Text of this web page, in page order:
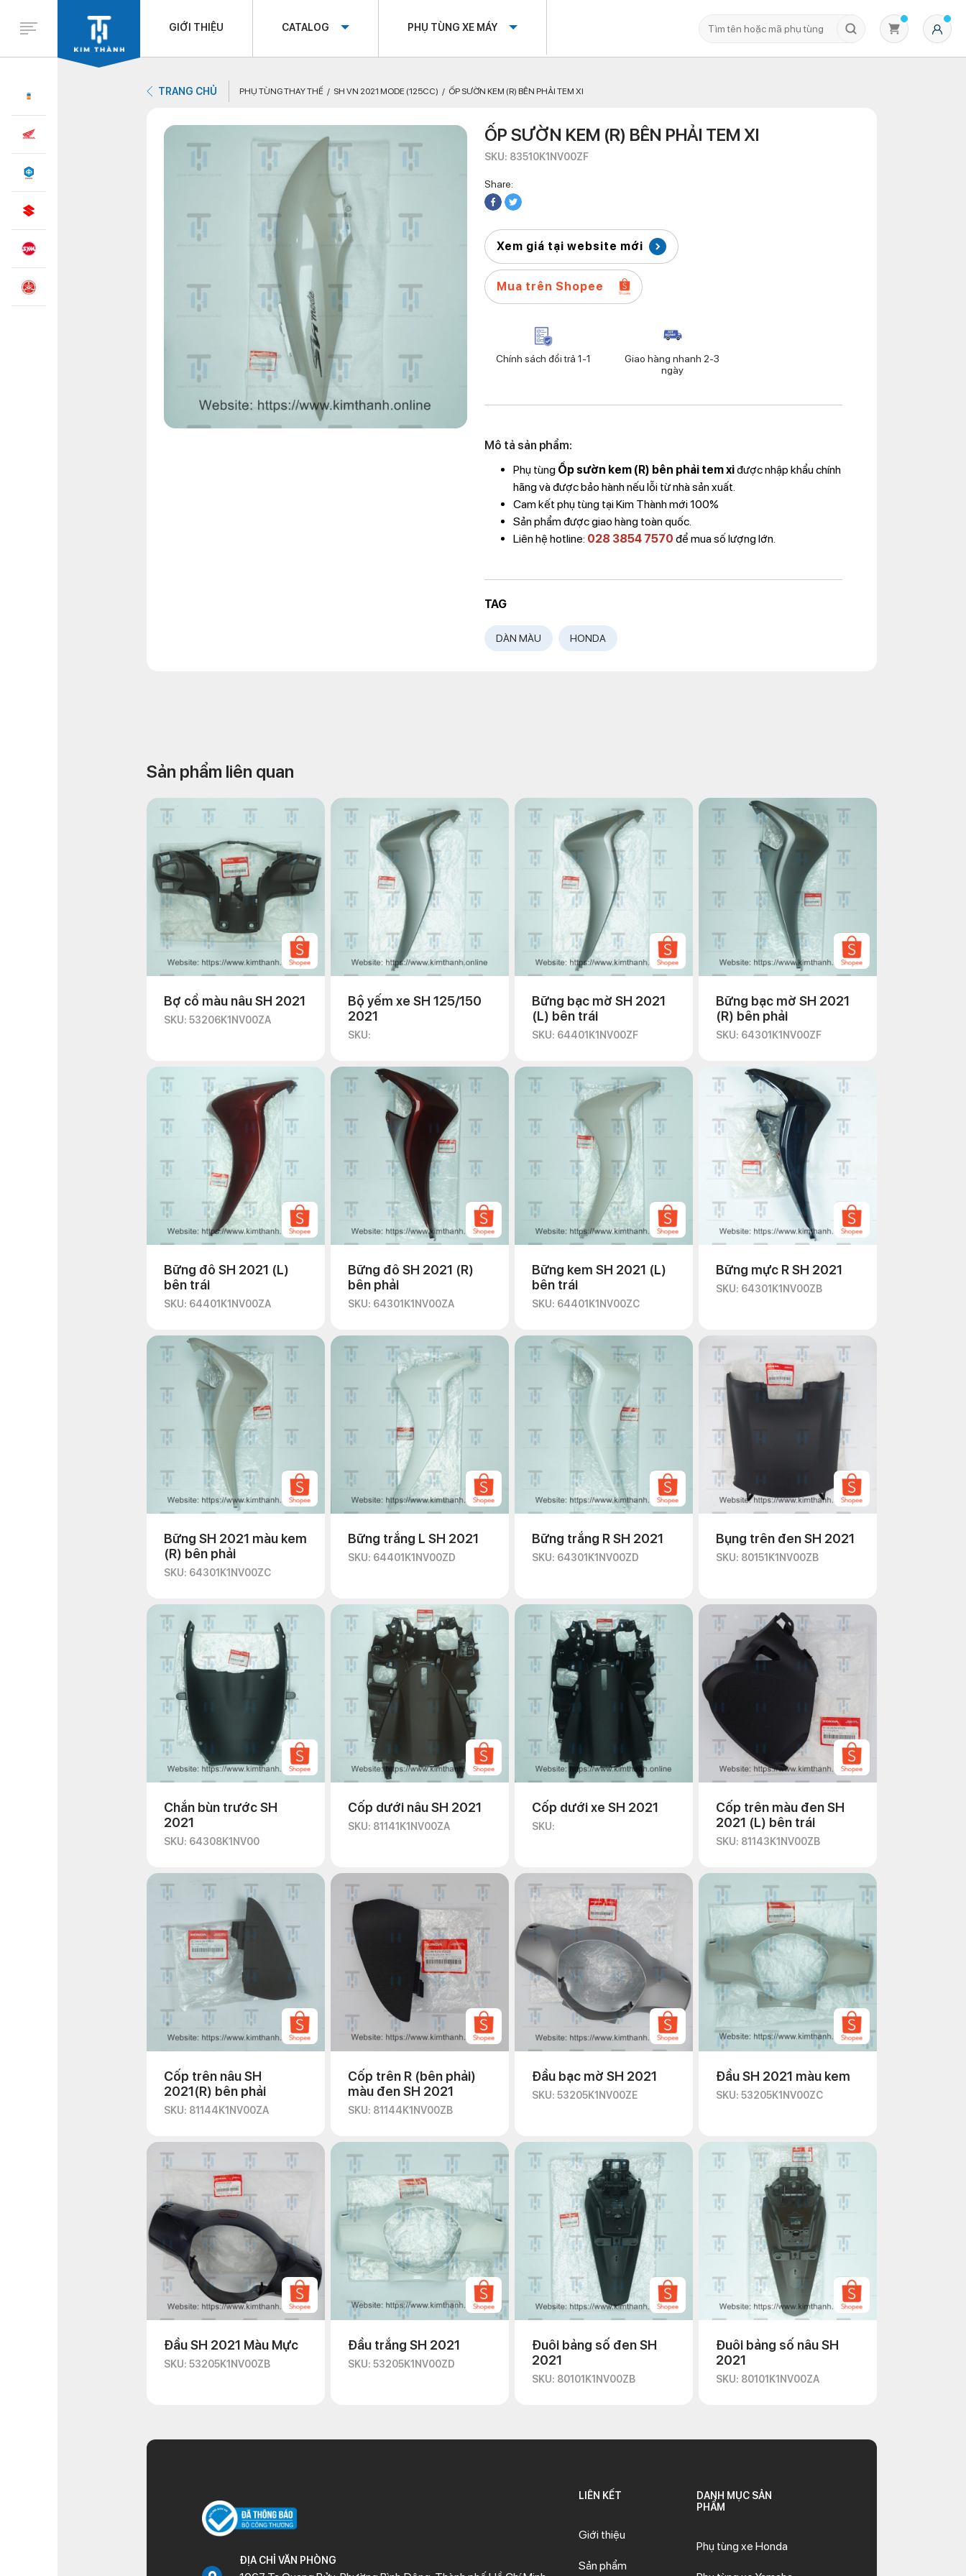
GIỚI THIỆU CATALOG PHỤ TÙNG XE MÁY
TRANG CHỦ PHỤ TÙNG THAY THẾ SH VN 2021 MODE (125CC) ỐP SƯỜN KEM (R) BÊN PHẢI TEM XI
ỐP SƯỜN KEM (R) BÊN PHẢI TEM XI
SKU: 83510K1NV00ZF
Share:
Xem giá tại website mới
Mua trên Shopee
Chính sách đổi trả 1-1
Giao hàng nhanh 2-3
ngày
Mô tả sản phẩm:
Phụ tùng Ốp sườn kem (R) bên phải tem xiđược nhập khẩu chính
hãng và được bảo hành nếu lỗi từ nhà sản xuất.
Cam kết phụ tùng tại Kim Thành mới 100%
Sản phẩm được giao hàng toàn quốc.
Liên hệ hotline: 028 3854 7570 để mua số lượng lớn.
TAG
DÀN MÀU HONDA
Sản phẩm liên quan
Bợ cổ màu nâu SH 2021
SKU: 53206K1NV00ZA
Bộ yếm xe SH 125/150
2021
SKU:
Bững bạc mờ SH 2021
(L) bên trái
SKU: 64401K1NV00ZF
Bững bạc mờ SH 2021
(R) bên phải
SKU: 64301K1NV00ZF
Bững đô SH 2021 (L)
bên trái
SKU: 64401K1NV00ZA
Bững đô SH 2021 (R)
bên phải
SKU: 64301K1NV00ZA
Bững kem SH 2021 (L)
bên trái
SKU: 64401K1NV00ZC
Bững mực R SH 2021
SKU: 64301K1NV00ZB
Bững SH 2021 màu kem
(R) bên phải
SKU: 64301K1NV00ZC
Bững trắng L SH 2021
SKU: 64401K1NV00ZD
Bững trắng R SH 2021
SKU: 64301K1NV00ZD
Bụng trên đen SH 2021
SKU: 80151K1NV00ZB
Chắn bùn trước SH
2021
SKU: 64308K1NV00
Cốp dưới nâu SH 2021
SKU: 81141K1NV00ZA
Cốp dưới xe SH 2021
SKU:
Cốp trên màu đen SH
2021 (L) bên trái
SKU: 81143K1NV00ZB
Cốp trên nâu SH
2021(R) bên phải
SKU: 81144K1NV00ZA
Cốp trên R (bên phải)
màu đen SH 2021
SKU: 81144K1NV00ZB
Đầu bạc mờ SH 2021
SKU: 53205K1NV00ZE
Đầu SH 2021 màu kem
SKU: 53205K1NV00ZC
Đầu SH 2021 Màu Mực
SKU: 53205K1NV00ZB
Đầu trắng SH 2021
SKU: 53205K1NV00ZD
Đuôi bảng số đen SH
2021
SKU: 80101K1NV00ZB
Đuôi bảng số nâu SH
2021
SKU: 80101K1NV00ZA
ĐỊA CHỈ VĂN PHÒNG
LIÊN KẾT
Giới thiệu
Sản phẩm
DANH MỤC SẢN
PHẨM
Phụ tùng xe Honda